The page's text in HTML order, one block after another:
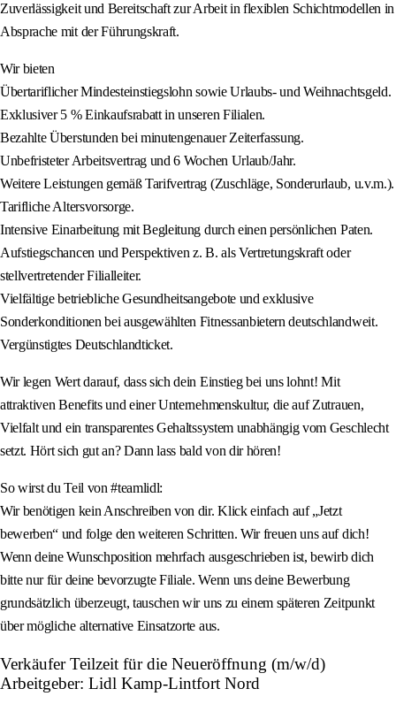
Zuverlässigkeit und Bereitschaft zur Arbeit in flexiblen Schichtmodellen in
Absprache mit der Führungskraft.
Wir bieten
Übertariflicher Mindesteinstiegslohn sowie Urlaubs- und Weihnachtsgeld.
Exklusiver 5 % Einkaufsrabatt in unseren Filialen.
Bezahlte Überstunden bei minutengenauer Zeiterfassung.
Unbefristeter Arbeitsvertrag und 6 Wochen Urlaub/Jahr.
Weitere Leistungen gemäß Tarifvertrag (Zuschläge, Sonderurlaub, u.v.m.).
Tarifliche Altersvorsorge.
Intensive Einarbeitung mit Begleitung durch einen persönlichen Paten.
Aufstiegschancen und Perspektiven z. B. als Vertretungskraft oder
stellvertretender Filialleiter.
Vielfältige betriebliche Gesundheitsangebote und exklusive
Sonderkonditionen bei ausgewählten Fitnessanbietern deutschlandweit.
Vergünstigtes Deutschlandticket.
Wir legen Wert darauf, dass sich dein Einstieg bei uns lohnt! Mit
attraktiven Benefits und einer Unternehmenskultur, die auf Zutrauen,
Vielfalt und ein transparentes Gehaltssystem unabhängig vom Geschlecht
setzt. Hört sich gut an? Dann lass bald von dir hören!
So wirst du Teil von #teamlidl:
Wir benötigen kein Anschreiben von dir. Klick einfach auf „Jetzt
bewerben“ und folge den weiteren Schritten. Wir freuen uns auf dich!
Wenn deine Wunschposition mehrfach ausgeschrieben ist, bewirb dich
bitte nur für deine bevorzugte Filiale. Wenn uns deine Bewerbung
grundsätzlich überzeugt, tauschen wir uns zu einem späteren Zeitpunkt
über mögliche alternative Einsatzorte aus.
Verkäufer Teilzeit für die Neueröffnung (m/w/d)
Arbeitgeber: Lidl Kamp-Lintfort Nord